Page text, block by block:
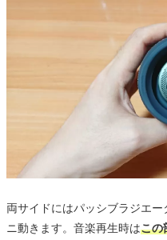
両サイドにはパッシブラジエ
ニ動きます。音楽再生時はこの